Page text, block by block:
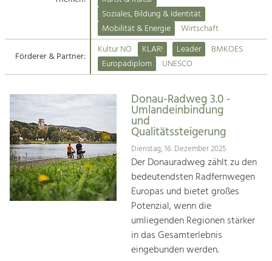
Suche
Impressum
Kontakt
Angebotsentwicklung und
Handwerk, Wissenschaft und Forschung.
Soziales, Bildung &
Identität
Gleichberechtigung, Jugend und
Integration
Mobilität & Energie
Klimawandel, öffentlicher Verkehr und
Steigerung regionaler Wertschöpfung
Soziales, Bildung & Identität
Mobilität & Energie
Wirtschaft
Förderer & Partner:
Kultur NÖ KLAR! Leader
BMKOES
Europadiplom
UNESCO
Donau-Radweg 3.0 -
Umlandeinbindung
und
Qualitätssteigerung
Dienstag, 16. Dezember 2025
Der Donauradweg zählt zu den
bedeutendsten Radfernwegen
Europas und bietet großes
Potenzial, wenn die
umliegenden Regionen stärker
in das Gesamterlebnis
eingebunden werden.